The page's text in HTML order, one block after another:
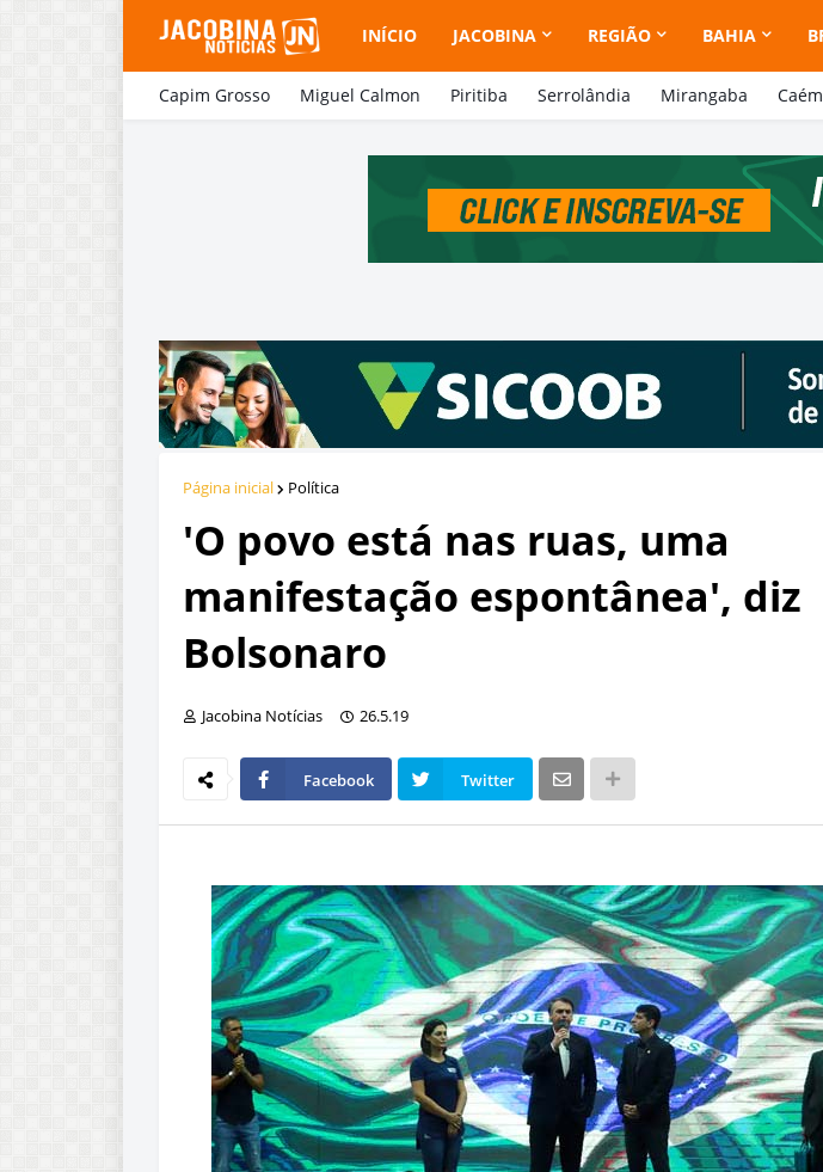
INÍCIO JACOBINA REGIÃO BAHIA
Capim Grosso Miguel Calmon Piritiba Serrolândia Mirangaba Caém
Página inicial Política
'O povo está nas ruas, uma
manifestação espontânea', diz
Bolsonaro
Jacobina Notícias 26.5.19
Facebook Twitter